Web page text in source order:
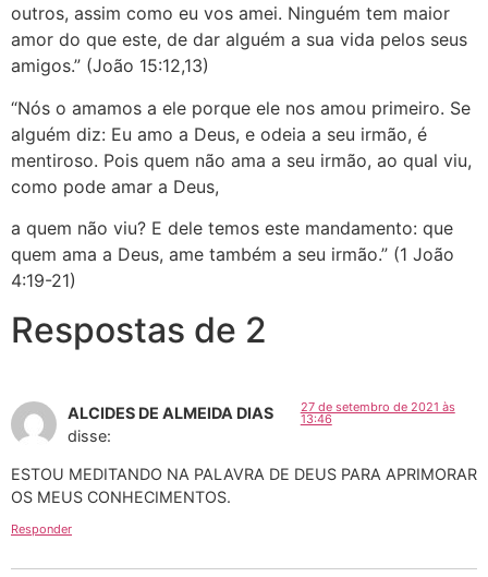
outros, assim como eu vos amei. Ninguém tem maior
amor do que este, de dar alguém a sua vida pelos seus
amigos.” (João 15:12,13)
“Nós o amamos a ele porque ele nos amou primeiro. Se
alguém diz: Eu amo a Deus, e odeia a seu irmão, é
mentiroso. Pois quem não ama a seu irmão, ao qual viu,
como pode amar a Deus,
a quem não viu? E dele temos este mandamento: que
quem ama a Deus, ame também a seu irmão.” (1 João
4:19-21)
Respostas de 2
ALCIDES DE ALMEIDA DIAS
disse:
27 de setembro de 2021 às
13:46
ESTOU MEDITANDO NA PALAVRA DE DEUS PARA APRIMORAR
OS MEUS CONHECIMENTOS.
Responder